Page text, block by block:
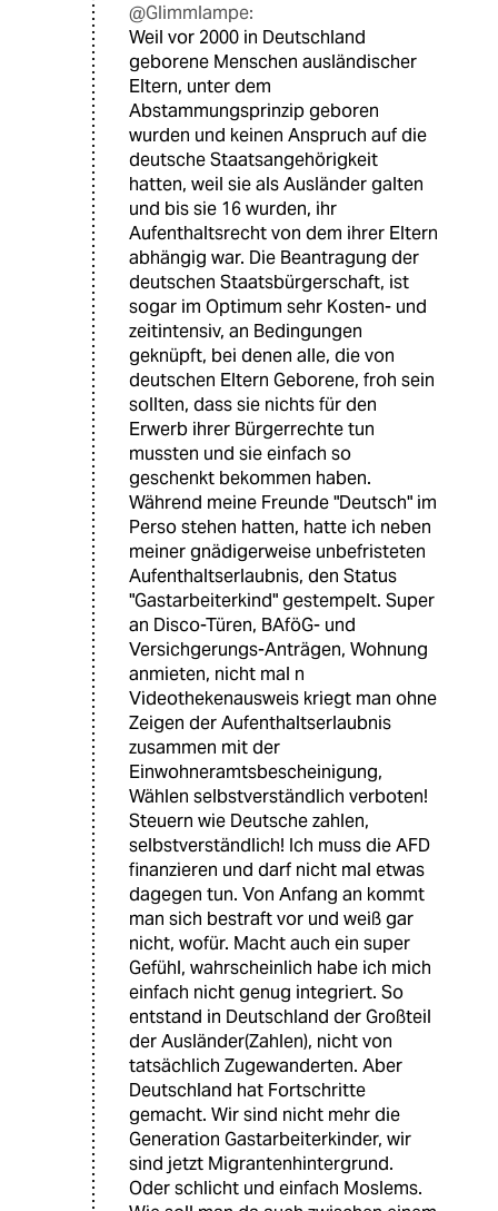
@Glimmlampe:
Weil vor 2000 in Deutschland
geborene Menschen ausländischer
Eltern, unter dem
Abstammungsprinzip geboren
wurden und keinen Anspruch auf die
deutsche Staatsangehörigkeit
hatten, weil sie als Ausländer galten
und bis sie 16 wurden, ihr
Aufenthaltsrecht von dem ihrer Eltern
abhängig war. Die Beantragung der
deutschen Staatsbürgerschaft, ist
sogar im Optimum sehr Kosten- und
zeitintensiv, an Bedingungen
geknüpft, bei denen alle, die von
deutschen Eltern Geborene, froh sein
sollten, dass sie nichts für den
Erwerb ihrer Bürgerrechte tun
mussten und sie einfach so
geschenkt bekommen haben.
Während meine Freunde "Deutsch" im
Perso stehen hatten, hatte ich neben
meiner gnädigerweise unbefristeten
Aufenthaltserlaubnis, den Status
"Gastarbeiterkind" gestempelt. Super
an Disco-Türen, BAföG- und
Versichgerungs-Anträgen, Wohnung
anmieten, nicht mal n
Videothekenausweis kriegt man ohne
Zeigen der Aufenthaltserlaubnis
zusammen mit der
Einwohneramtsbescheinigung,
Wählen selbstverständlich verboten!
Steuern wie Deutsche zahlen,
selbstverständlich! Ich muss die AFD
finanzieren und darf nicht mal etwas
dagegen tun. Von Anfang an kommt
man sich bestraft vor und weiß gar
nicht, wofür. Macht auch ein super
Gefühl, wahrscheinlich habe ich mich
einfach nicht genug integriert. So
entstand in Deutschland der Großteil
der Ausländer(Zahlen), nicht von
tatsächlich Zugewanderten. Aber
Deutschland hat Fortschritte
gemacht. Wir sind nicht mehr die
Generation Gastarbeiterkinder, wir
sind jetzt Migrantenhintergrund.
Oder schlicht und einfach Moslems.